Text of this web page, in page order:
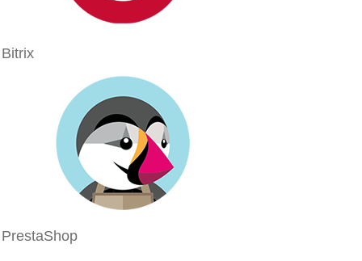
Bitrix
PrestaShop